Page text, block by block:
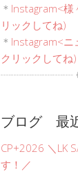
＊ Instagram<様
リックしてね)
＊ Instagram<
クリックしてね)
┈┈┈┈┈┈┈
ブログ 最
CP+2026 ＼LK
す！／